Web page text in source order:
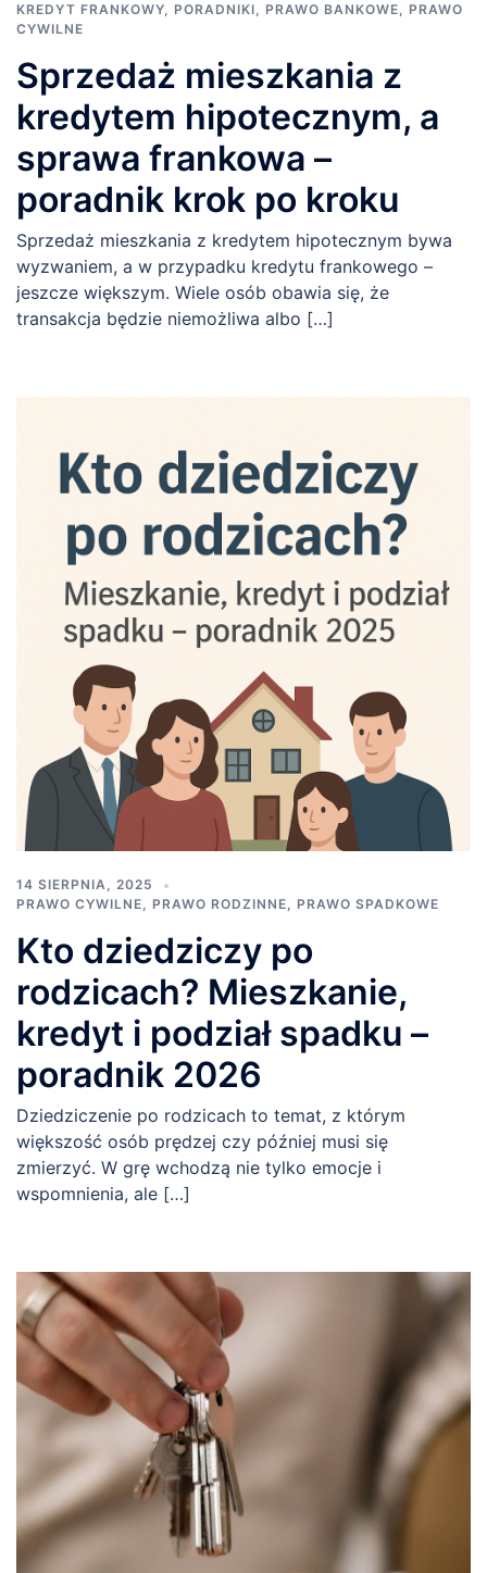
KREDYT FRANKOWY, PORADNIKI, PRAWO BANKOWE, PRAWO
CYWILNE
Sprzedaż mieszkania z
kredytem hipotecznym, a
sprawa frankowa –
poradnik krok po kroku
Sprzedaż mieszkania z kredytem hipotecznym bywa
wyzwaniem, a w przypadku kredytu frankowego –
jeszcze większym. Wiele osób obawia się, że
transakcja będzie niemożliwa albo […]
14 SIERPNIA, 2025
PRAWO CYWILNE, PRAWO RODZINNE, PRAWO SPADKOWE
Kto dziedziczy po
rodzicach? Mieszkanie,
kredyt i podział spadku –
poradnik 2026
Dziedziczenie po rodzicach to temat, z którym
większość osób prędzej czy później musi się
zmierzyć. W grę wchodzą nie tylko emocje i
wspomnienia, ale […]